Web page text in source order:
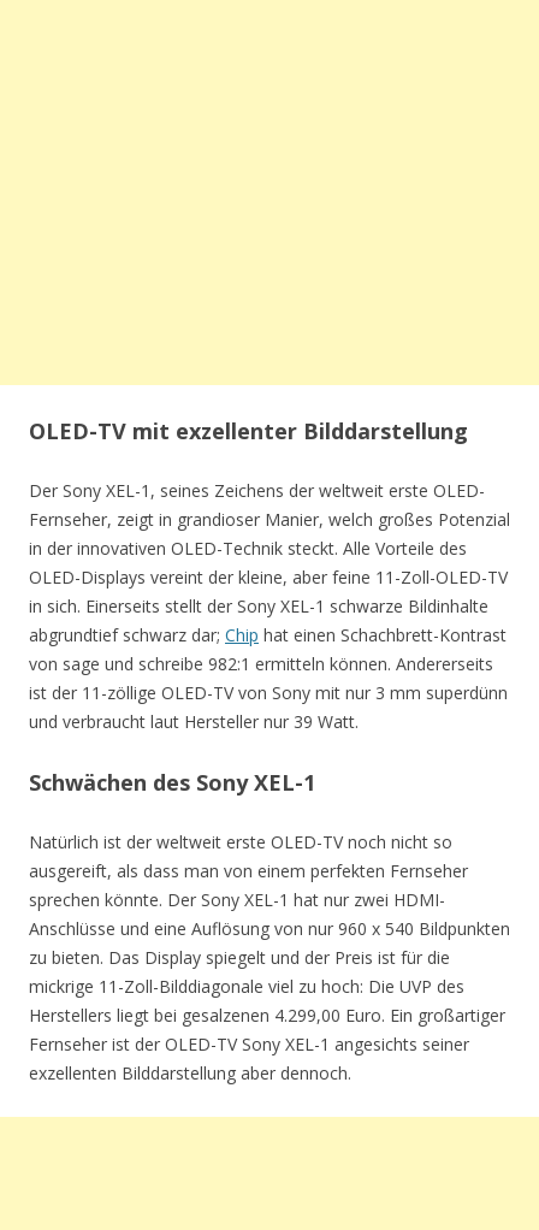
OLED-TV mit exzellenter Bilddarstellung
Der Sony XEL-1, seines Zeichens der weltweit erste OLED-
Fernseher, zeigt in grandioser Manier, welch großes Potenzial
in der innovativen OLED-Technik steckt. Alle Vorteile des
OLED-Displays vereint der kleine, aber feine 11-Zoll-OLED-TV
in sich. Einerseits stellt der Sony XEL-1 schwarze Bildinhalte
abgrundtief schwarz dar; Chip hat einen Schachbrett-Kontrast
von sage und schreibe 982:1 ermitteln können. Andererseits
ist der 11-zöllige OLED-TV von Sony mit nur 3 mm superdünn
und verbraucht laut Hersteller nur 39 Watt.
Schwächen des Sony XEL-1
Natürlich ist der weltweit erste OLED-TV noch nicht so
ausgereift, als dass man von einem perfekten Fernseher
sprechen könnte. Der Sony XEL-1 hat nur zwei HDMI-
Anschlüsse und eine Auflösung von nur 960 x 540 Bildpunkten
zu bieten. Das Display spiegelt und der Preis ist für die
mickrige 11-Zoll-Bilddiagonale viel zu hoch: Die UVP des
Herstellers liegt bei gesalzenen 4.299,00 Euro. Ein großartiger
Fernseher ist der OLED-TV Sony XEL-1 angesichts seiner
exzellenten Bilddarstellung aber dennoch.